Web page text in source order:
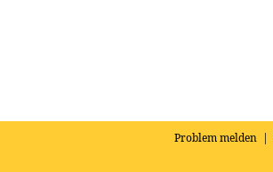
Problem melden |